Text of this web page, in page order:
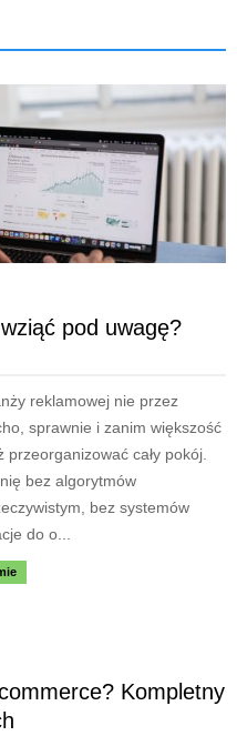
pod uwagę?
reklamowej nie przez
sprawnie i zanim większość
przeorganizować cały pokój.
bez algorytmów
bez systemów
do o...
Kompletny